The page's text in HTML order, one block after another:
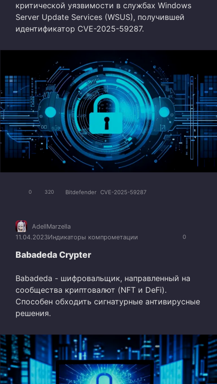
критической уязвимости в службах Windows
Server Update Services (WSUS), получившей
идентификатор CVE-2025-59287.
0 320 Bitdefender CVE-2025-59287
0
AdellMarzella
11.04.2023Индикаторы компрометации
Babadeda Crypter
Babadeda - шифровальщик, направленный на
сообщества криптовалют (NFT и DeFi).
Способен обходить сигнатурные антивирусные
решения.